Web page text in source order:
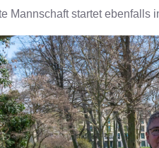
Mannschaft startet ebenfalls